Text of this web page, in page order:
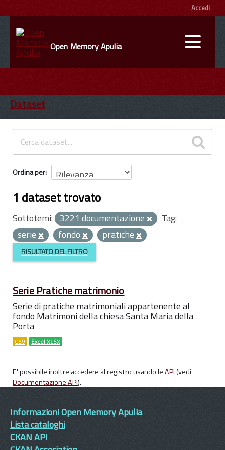
Accedi
Open Memory Apulia
ENTI
INFORMAZIONI
Dataset
Ordina per
1 dataset trovato
Sottotemi: 3221 documentazione
Tag:
serie
fondo pratiche
RISULTATO DEL FILTRO
Serie Pratiche matrimonio
Serie di pratiche matrimoniali appartenente al
fondo Matrimoni della chiesa Santa Maria della
Porta
CSV Excel XLSX
E' possibile inoltre accedere al registro usando leAPI(vedi
Documentazione API).
Informazioni Open Memory Apulia
Lista cataloghi
CKAN API